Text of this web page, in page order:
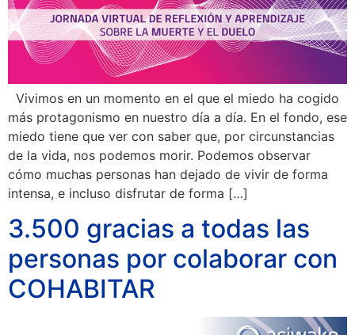
Vivimos en un momento en el que el miedo ha cogido
más protagonismo en nuestro día a día. En el fondo, ese
miedo tiene que ver con saber que, por circunstancias
de la vida, nos podemos morir. Podemos observar
cómo muchas personas han dejado de vivir de forma
intensa, e incluso disfrutar de forma […]
3.500 gracias a todas las
personas por colaborar con
COHABITAR